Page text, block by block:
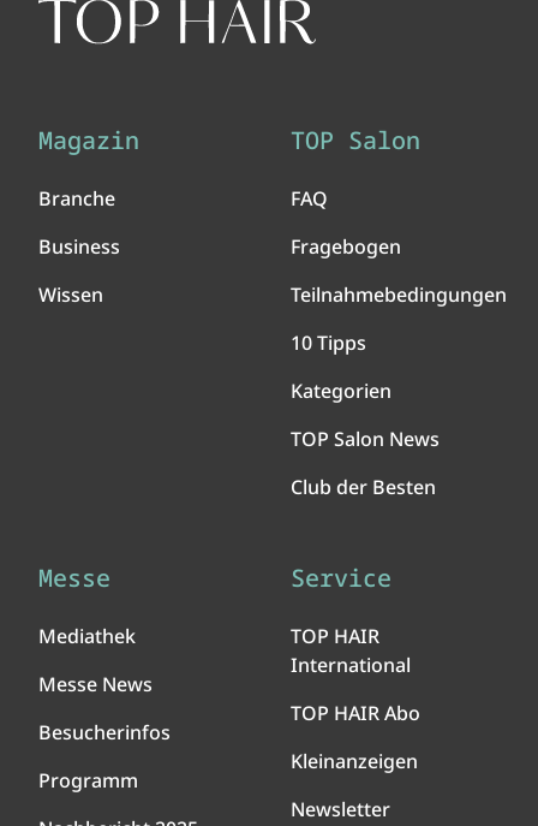
Magazin
Branche
Business
Wissen
TOP Salon
FAQ
Fragebogen
Teilnahmebedingungen
10 Tipps
Kategorien
TOP Salon News
Club der Besten
Messe
Mediathek
Messe News
Besucherinfos
Programm
Service
TOP HAIR
International
TOP HAIR Abo
Kleinanzeigen
Newsletter